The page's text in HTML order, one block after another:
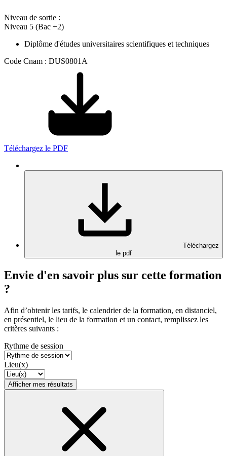
Niveau de sortie :
Niveau 5 (Bac +2)
Diplôme d'études universitaires scientifiques et techniques
Code Cnam : DUS0801A
Téléchargez le PDF
Téléchargez
le pdf
Envie d'en savoir plus sur cette formation
?
Afin d’obtenir les tarifs, le calendrier de la formation, en distanciel,
en présentiel, le lieu de la formation et un contact, remplissez les
critères suivants :
Rythme de session
Lieu(x)
Afficher mes résultats